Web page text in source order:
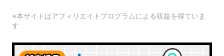
※本サイトはアフィリエイトプログラムによる収益を得ていま
す